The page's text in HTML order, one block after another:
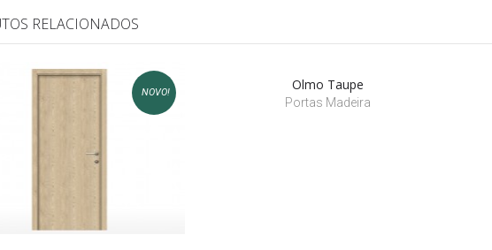
RELACIONADOS
NOVO! Olmo Taupe
Portas Madeira